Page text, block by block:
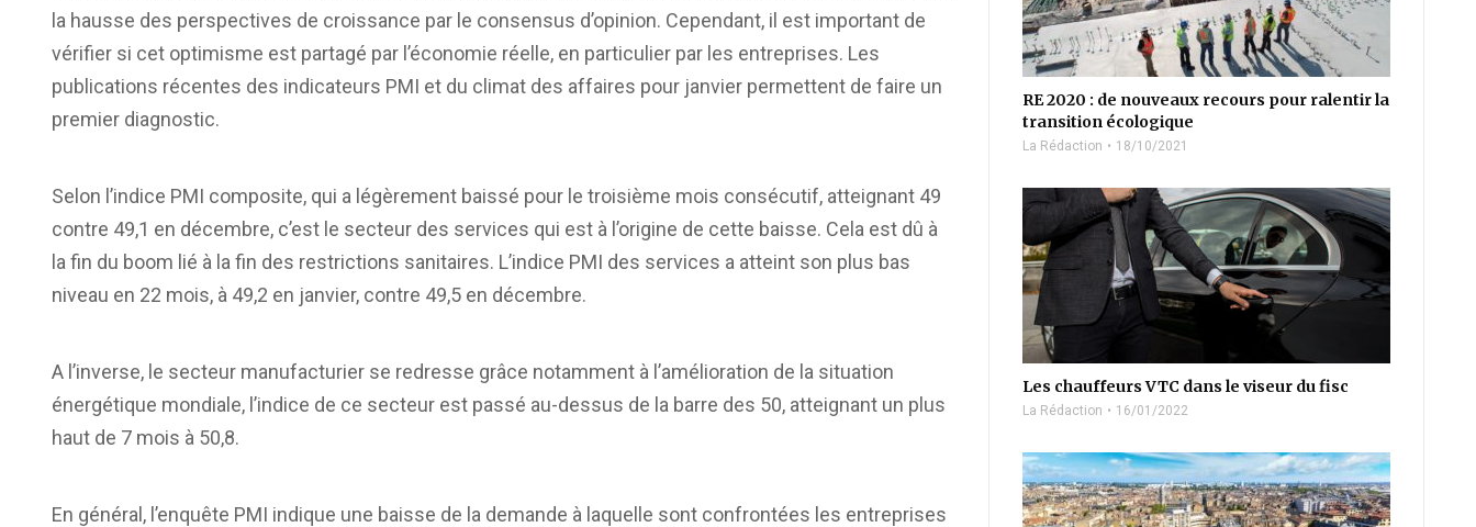
la hausse des perspectives de croissance par le consensus d’opinion. Cependant, il est important de
vérifier si cet optimisme est partagé par l’économie réelle, en particulier par les entreprises. Les
publications récentes des indicateurs PMI et du climat des affaires pour janvier permettent de faire un
premier diagnostic.
Selon l’indice PMI composite, qui a légèrement baissé pour le troisième mois consécutif, atteignant 49
contre 49,1 en décembre, c’est le secteur des services qui est à l’origine de cette baisse. Cela est dû à
la fin du boom lié à la fin des restrictions sanitaires. L’indice PMI des services a atteint son plus bas
niveau en 22 mois, à 49,2 en janvier, contre 49,5 en décembre.
A l’inverse, le secteur manufacturier se redresse grâce notamment à l’amélioration de la situation
énergétique mondiale, l’indice de ce secteur est passé au-dessus de la barre des 50, atteignant un plus
haut de 7 mois à 50,8.
En général, l’enquête PMI indique une baisse de la demande à laquelle sont confrontées les entreprises
RE 2020 : de nouveaux recours pour ralentir la
transition écologique
La Rédaction 18/10/2021
Les chauffeurs VTC dans le viseur du fisc
La Rédaction 16/01/2022